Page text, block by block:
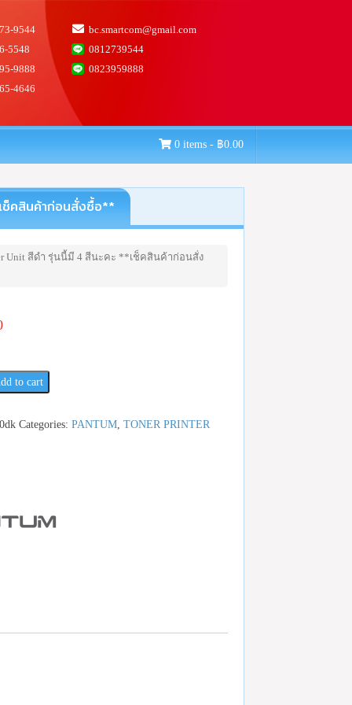
9544
bc.smartcom@gmail.com
5548
0812739544
9888
0823959888
4646
0 items - ฿0.00
คสินค้าก่อนสั่งซื้อ**
Unit สีดำ รุ่นนี้มี 4 สีนะคะ **เช็คสินค้าก่อนสั่ง
to cart
Categories: PANTUM, TONER PRINTER